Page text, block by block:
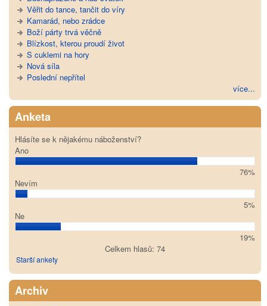
Věřit do tance, tančit do víry
Kamarád, nebo zrádce
Boží párty trvá věčně
Blízkost, kterou proudí život
S cuklemi na hory
Nová síla
Poslední nepřítel
více...
Anketa
Hlásíte se k nějakému náboženství?
Ano
76%
Nevím
5%
Ne
19%
Celkem hlasů: 74
Starší ankety
Archiv